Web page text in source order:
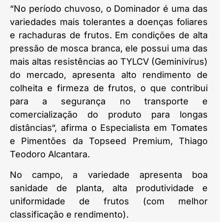
“No período chuvoso, o Dominador é uma das
variedades mais tolerantes a doenças foliares
e rachaduras de frutos. Em condições de alta
pressão de mosca branca, ele possui uma das
mais altas resistências ao TYLCV (Geminivírus)
do mercado, apresenta alto rendimento de
colheita e firmeza de frutos, o que contribui
para a segurança no transporte e
comercialização do produto para longas
distâncias“, afirma o Especialista em Tomates
e Pimentões da Topseed Premium, Thiago
Teodoro Alcantara.
No campo, a variedade apresenta boa
sanidade de planta, alta produtividade e
uniformidade de frutos (com melhor
classificação e rendimento).